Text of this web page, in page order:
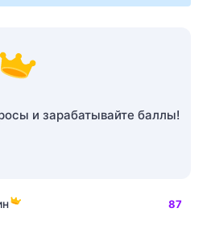
и зарабатывайте баллы!
87